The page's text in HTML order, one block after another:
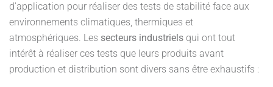
d'application pour réaliser des tests de stabilité face aux
environnements climatiques, thermiques et
atmosphériques. Les secteurs industriels qui ont tout
intérêt à réaliser ces tests que leurs produits avant
production et distribution sont divers sans être exhaustifs :